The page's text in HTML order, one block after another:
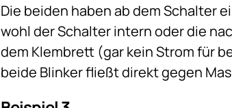
Die beiden haben ab dem Schalter
wohl der Schalter intern oder die
dem Klembrett (gar kein Strom für
beide Blinker fließt direkt gegen